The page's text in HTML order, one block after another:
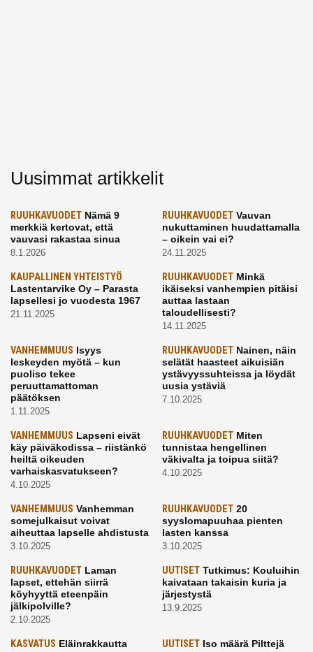
Uusimmat artikkelit
RUUHKAVUODET Nämä 9
merkkiä kertovat, että
vauvasi rakastaa sinua
8.1.2026
RUUHKAVUODETVauvan
nukuttaminen huudattamalla
– oikein vai ei?
24.11.2025
KAUPALLINEN YHTEISTYÖ
Lastentarvike Oy – Parasta
lapsellesi jo vuodesta 1967
21.11.2025
RUUHKAVUODETMinkä
ikäiseksi vanhempien pitäisi
auttaa lastaan
taloudellisesti?
14.11.2025
VANHEMMUUS Isyys
leskeyden myötä – kun
puoliso tekee
peruuttamattoman
päätöksen
1.11.2025
RUUHKAVUODETNainen, näin
selätät haasteet aikuisiän
ystävyyssuhteissa ja löydät
uusia ystäviä
7.10.2025
VANHEMMUUS Lapseni eivät
käy päiväkodissa – riistänkö
heiltä oikeuden
varhaiskasvatukseen?
4.10.2025
RUUHKAVUODETMiten
tunnistaa hengellinen
väkivalta ja toipua siitä?
4.10.2025
VANHEMMUUS Vanhemman
somejulkaisut voivat
aiheuttaa lapselle ahdistusta
3.10.2025
RUUHKAVUODET20
syyslomapuuhaa pienten
lasten kanssa
3.10.2025
RUUHKAVUODET Laman
lapset, ettehän siirrä
köyhyyttä eteenpäin
jälkipolville?
2.10.2025
UUTISETTutkimus: Kouluihin
kaivataan takaisin kuria ja
järjestystä
13.9.2025
KASVATUS Eläinrakkautta
UUTISETIso määrä Pilttejä